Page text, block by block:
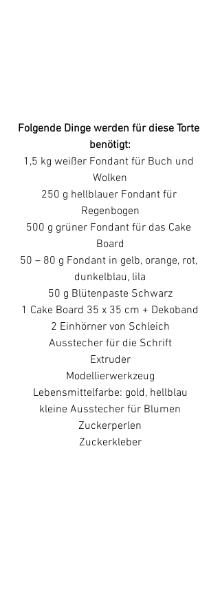
Folgende Dinge werden für diese Torte
benötigt:
1,5 kg weißer Fondant für Buch und
Wolken
250 g hellblauer Fondant für
Regenbogen
500 g grüner Fondant für das Cake
Board
50 – 80 g Fondant in gelb, orange, rot,
dunkelblau, lila
50 g Blütenpaste Schwarz
1 Cake Board 35 x 35 cm + Dekoband
2 Einhörner von Schleich
Ausstecher für die Schrift
Extruder
Modellierwerkzeug
Lebensmittelfarbe: gold, hellblau
kleine Ausstecher für Blumen
Zuckerperlen
Zuckerkleber